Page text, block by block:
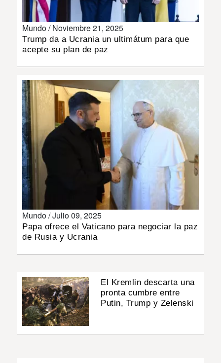
DEPORTES
INSÓLITAS
MULTIMEDIA
IMPRESO
Mundo /Noviembre 21, 2025
Trump da a Ucrania un ultimátum para que
acepte su plan de paz
Mundo /Julio 09, 2025
Papa ofrece el Vaticano para negociar la paz
de Rusia y Ucrania
El Kremlin descarta una
pronta cumbre entre
Putin, Trump y Zelenski